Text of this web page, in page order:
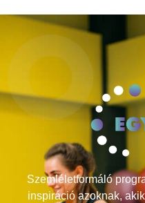
Szemléletformáló
inspiráció azoknak,